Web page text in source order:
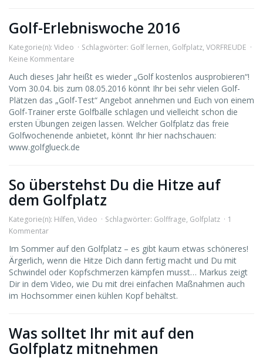
Golf-Erlebniswoche 2016
Kategorie(n): Video Schlagwörter: Golf lernen, Golfplatz, VORFREUDE
Keine Kommentare
Auch dieses Jahr heißt es wieder „Golf kostenlos ausprobieren“!
Vom 30.04. bis zum 08.05.2016 könnt Ihr bei sehr vielen Golf-
Plätzen das „Golf-Test“ Angebot annehmen und Euch von einem
Golf-Trainer erste Golfbälle schlagen und vielleicht schon die
ersten Übungen zeigen lassen. Welcher Golfplatz das freie
Golfwochenende anbietet, könnt Ihr hier nachschauen:
www.golfglueck.de
So überstehst Du die Hitze auf
dem Golfplatz
Kategorie(n): Hilfen, Video Schlagwörter: Golffrage, Golfplatz
1
Kommentar
Im Sommer auf den Golfplatz – es gibt kaum etwas schöneres!
Ärgerlich, wenn die Hitze Dich dann fertig macht und Du mit
Schwindel oder Kopfschmerzen kämpfen musst… Markus zeigt
Dir in dem Video, wie Du mit drei einfachen Maßnahmen auch
im Hochsommer einen kühlen Kopf behältst.
Was solltet Ihr mit auf den
Golfplatz mitnehmen